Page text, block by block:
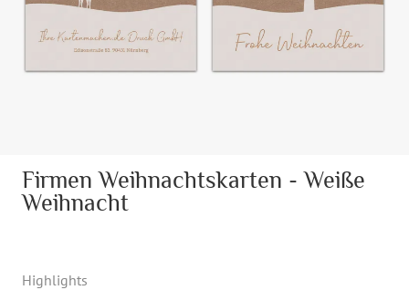
Firmen Weihnachtskarten - Weiße
Weihnacht
Highlights